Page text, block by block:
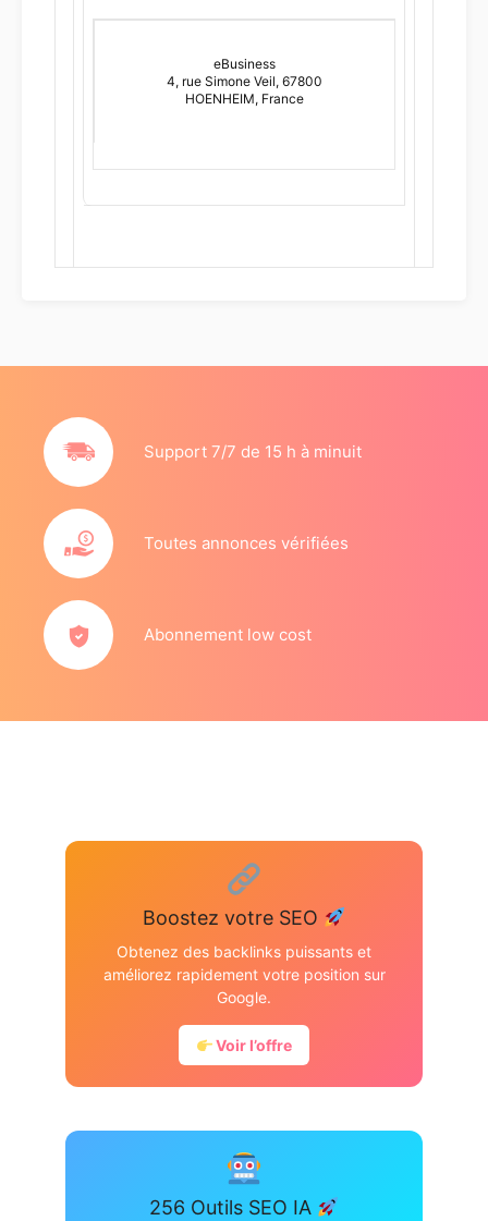
eBusiness
4, rue Simone Veil, 67800
HOENHEIM, France
Support 7/7 de 15 h à minuit
Toutes annonces vérifiées
Abonnement low cost
Boostez votre SEO
Obtenez des backlinks puissants et
améliorez rapidement votre position sur
Google.
Voir l’offre
256 Outils SEO IA